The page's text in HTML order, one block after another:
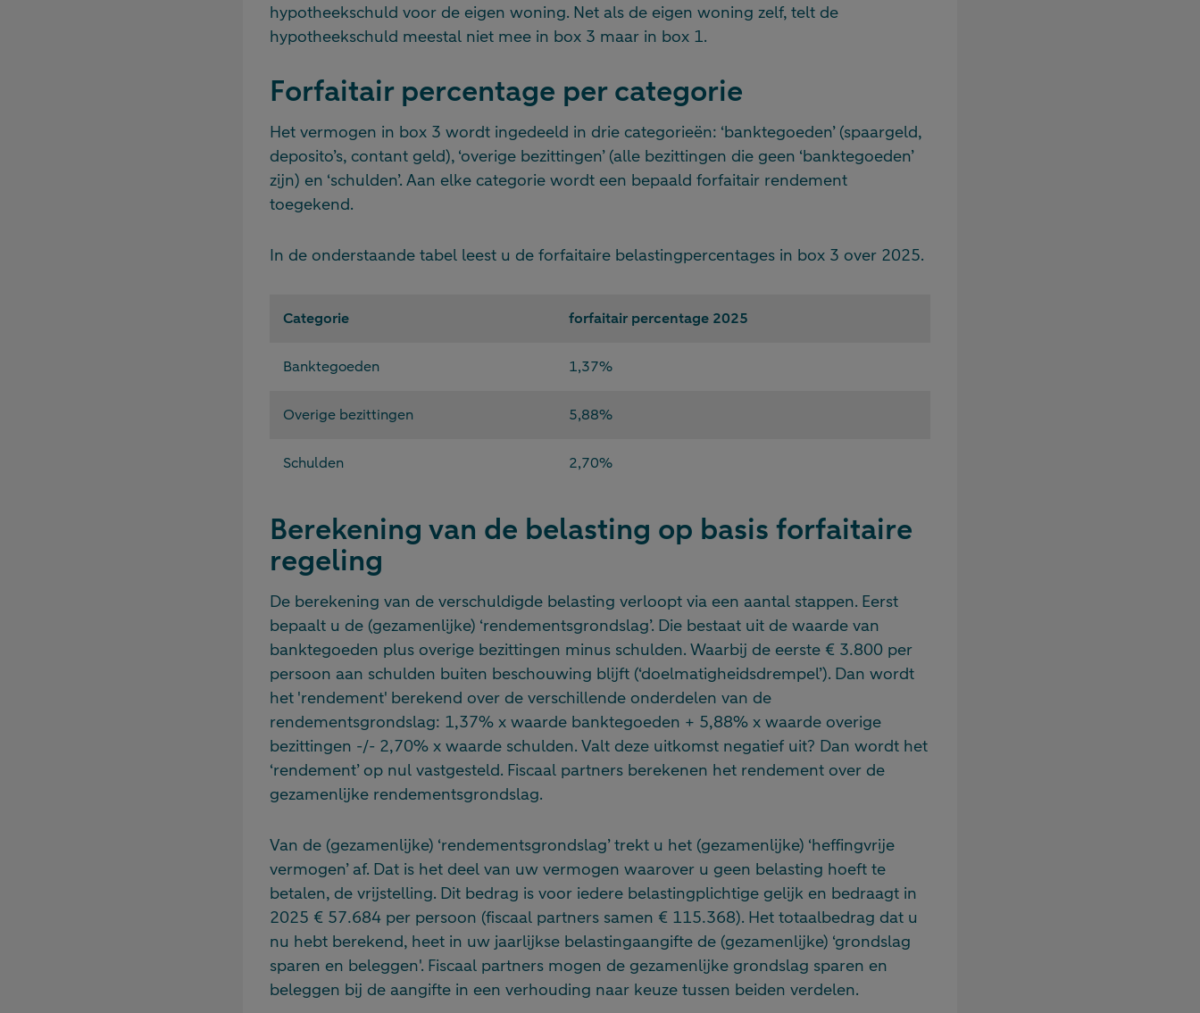
hypotheekschuld voor de eigen woning. Net als de eigen woning zelf, telt de
hypotheekschuld meestal niet mee in box 3 maar in box 1.
Forfaitair percentage per categorie
Het vermogen in box 3 wordt ingedeeld in drie categorieën: ‘banktegoeden’ (spaargeld,
deposito’s, contant geld), ‘overige bezittingen’ (alle bezittingen die geen ‘banktegoeden’
zijn) en ‘schulden’. Aan elke categorie wordt een bepaald forfaitair rendement
toegekend.
In de onderstaande tabel leest u de forfaitaire belastingpercentages in box 3 over 2025.
Categorie forfaitair percentage 2025
Banktegoeden 1,37%
Overige bezittingen 5,88%
Schulden 2,70%
Berekening van de belasting op basis forfaitaire
regeling
De berekening van de verschuldigde belasting verloopt via een aantal stappen. Eerst
bepaalt u de (gezamenlijke) ‘rendementsgrondslag’. Die bestaat uit de waarde van
banktegoeden plus overige bezittingen minus schulden. Waarbij de eerste € 3.800 per
persoon aan schulden buiten beschouwing blijft (‘doelmatigheidsdrempel’). Dan wordt
het 'rendement' berekend over de verschillende onderdelen van de
rendementsgrondslag: 1,37% x waarde banktegoeden + 5,88% x waarde overige
bezittingen -/- 2,70% x waarde schulden. Valt deze uitkomst negatief uit? Dan wordt het
‘rendement’ op nul vastgesteld. Fiscaal partners berekenen het rendement over de
gezamenlijke rendementsgrondslag.
Van de (gezamenlijke) ‘rendementsgrondslag’ trekt u het (gezamenlijke) ‘heffingvrije
vermogen’ af. Dat is het deel van uw vermogen waarover u geen belasting hoeft te
betalen, de vrijstelling. Dit bedrag is voor iedere belastingplichtige gelijk en bedraagt in
2025 € 57.684 per persoon (fiscaal partners samen € 115.368). Het totaalbedrag dat u
nu hebt berekend, heet in uw jaarlijkse belastingaangifte de (gezamenlijke) ‘grondslag
sparen en beleggen'. Fiscaal partners mogen de gezamenlijke grondslag sparen en
beleggen bij de aangifte in een verhouding naar keuze tussen beiden verdelen.